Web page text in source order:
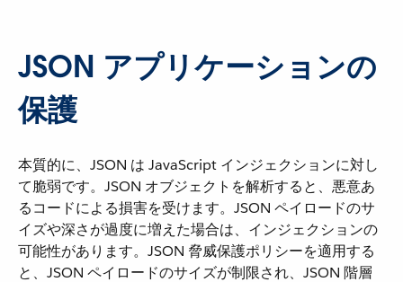
JSON アプリケーションの
保護
本質的に、JSON は JavaScript インジェクションに対し
て脆弱です。JSON オブジェクトを解析すると、悪意あ
るコードによる損害を受けます。JSON ペイロードのサ
イズや深さが過度に増えた場合は、インジェクションの
可能性があります。JSON 脅威保護ポリシーを適用する
と、JSON ペイロードのサイズが制限され、JSON 階層